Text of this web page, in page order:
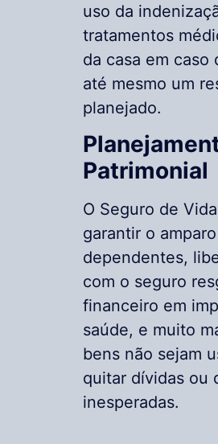
uso da
tratamentos
da casa em caso
até mesmo um
planejado.
Patrimonial
O Seguro de
garantir o
dependentes,
com o seguro
financeiro em
saúde, e muito
bens não sejam
quitar dívidas ou
inesperadas.